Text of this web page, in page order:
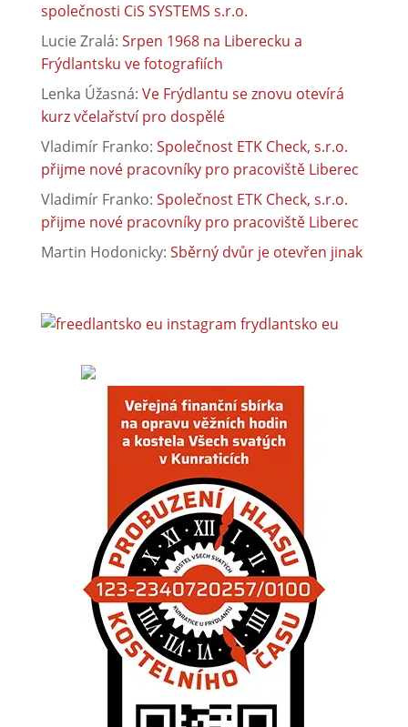
společnosti CiS SYSTEMS s.r.o.
Lucie Zralá: Srpen 1968 na Liberecku a
Frýdlantsku ve fotografiích
Lenka Úžasná: Ve Frýdlantu se znovu otevírá
kurz včelařství pro dospělé
Vladimír Franko: Společnost ETK Check, s.r.o.
přijme nové pracovníky pro pracoviště Liberec
Vladimír Franko: Společnost ETK Check, s.r.o.
přijme nové pracovníky pro pracoviště Liberec
Martin Hodonicky: Sběrný dvůr je otevřen jinak